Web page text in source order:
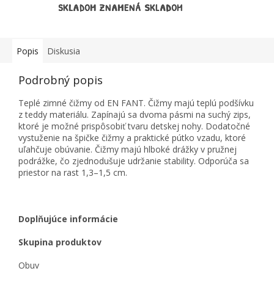
SKLADOM ZNAMENÁ SKLADOM
Popis Diskusia
Podrobný popis
Teplé zimné čižmy od EN FANT. Čižmy majú teplú podšívku
z teddy materiálu. Zapínajú sa dvoma pásmi na suchý zips,
ktoré je možné prispôsobiť tvaru detskej nohy. Dodatočné
vystuženie na špičke čižmy a praktické pútko vzadu, ktoré
uľahčuje obúvanie. Čižmy majú hlboké drážky v pružnej
podrážke, čo zjednodušuje udržanie stability. Odporúča sa
priestor na rast 1,3–1,5 cm.
Doplňujúce informácie
Skupina produktov
Obuv